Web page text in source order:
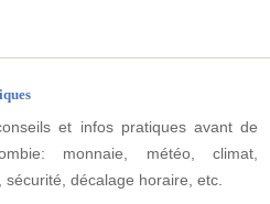
et infos pratiques avant de
monnaie, météo, climat,
sécurité, décalage horaire, etc.